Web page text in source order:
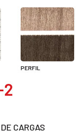
CARGAS
PERFIL